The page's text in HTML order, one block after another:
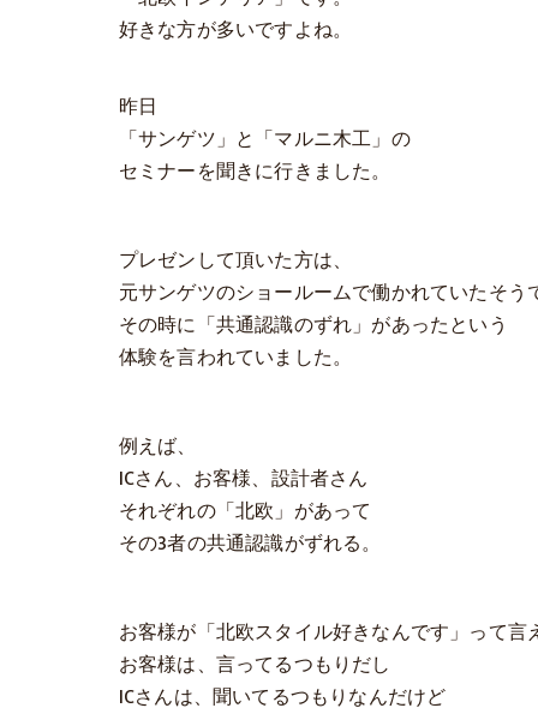
好きな方が多いですよね。
昨日
「サンゲツ」と「マルニ木工」の
セミナーを聞きに行きました。
プレゼンして頂いた方は、
元サンゲツのショールームで働かれていたそう
その時に「共通認識のずれ」があったという
体験を言われていました。
例えば、
ICさん、お客様、設計者さん
それぞれの「北欧」があって
その3者の共通認識がずれる。
お客様が「北欧スタイル好きなんです」って言
お客様は、言ってるつもりだし
ICさんは、聞いてるつもりなんだけど